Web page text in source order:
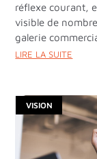
réflexe courant,
visible de
galerie
LIRE LA SUITE
VISION